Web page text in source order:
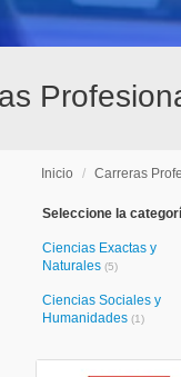
Inicio / Carreras
Seleccione la
Ciencias Exactas y
Naturales (5)
Ciencias Sociales y
Humanidades (1)